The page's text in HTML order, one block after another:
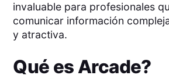
invaluable para profesionales
comunicar información
y atractiva.
Qué esArcade?